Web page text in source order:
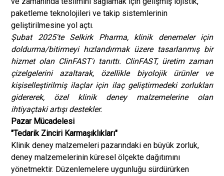
paketleme teknolojileri ve takip sistemlerinin
geliştirilmesine yol açtı.
Şubat 2025'te Selkirk Pharma, klinik denemeler için
doldurma/bitirmeyi hızlandırmak üzere tasarlanmış bir
hizmet olan ClinFAST'ı tanıttı. ClinFAST, üretim zaman
çizelgelerini azaltarak, özellikle biyolojik ürünler ve
kişiselleştirilmiş ilaçlar için ilaç geliştirmedeki zorlukları
gidererek, özel klinik deney malzemelerine olan
ihtiyaçtaki artışı destekler.
Pazar Mücadelesi
"Tedarik Zinciri Karmaşıklıkları"
Klinik deney malzemeleri pazarındaki en büyük zorluk,
deney malzemelerinin küresel ölçekte dağıtımını
yönetmektir. Düzenlemelere uygunluğu sürdürürken